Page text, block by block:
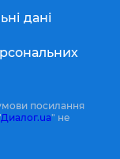
дані
посилання
Диалог.ua" не